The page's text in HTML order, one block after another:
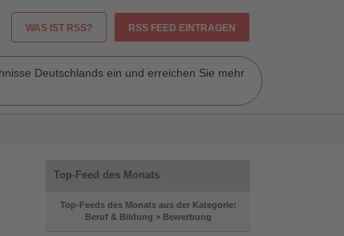
WAS IST RSS? RSS FEED EINTRAGEN
Deutschlands ein und erreichen Sie mehr
Top-Feed des Monats
Top-Feeds des Monats aus der Kategorie:
Beruf & Bildung > Bewerbung